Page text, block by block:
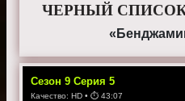
ЧЕРНЫЙ СПИСОК
Сезон 9 Серия 5
Качество: HD • ⏱ 43:07